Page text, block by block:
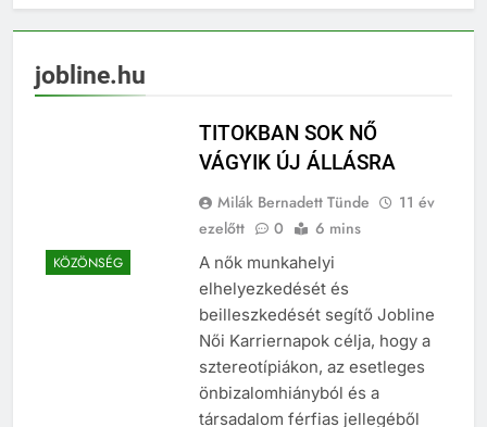
jobline.hu
TITOKBAN SOK NŐ
Milák Bernadett Tünde
A nők munkahelyi
elhelyezkedését és
beilleszkedését segítő Jobline
Női Karriernapok célja, hogy a
sztereotípiákon, az esetleges
önbizalomhiányból és a